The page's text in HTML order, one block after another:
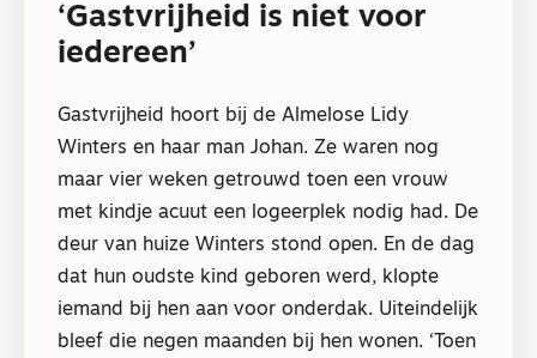
‘Gastvrijheid is niet voor
iedereen’
Gastvrijheid hoort bij de Almelose Lidy
Winters en haar man Johan. Ze waren nog
maar vier weken getrouwd toen een vrouw
met kindje acuut een logeerplek nodig had. De
deur van huize Winters stond open. En de dag
dat hun oudste kind geboren werd, klopte
iemand bij hen aan voor onderdak. Uiteindelijk
bleef die negen maanden bij hen wonen. ‘Toen